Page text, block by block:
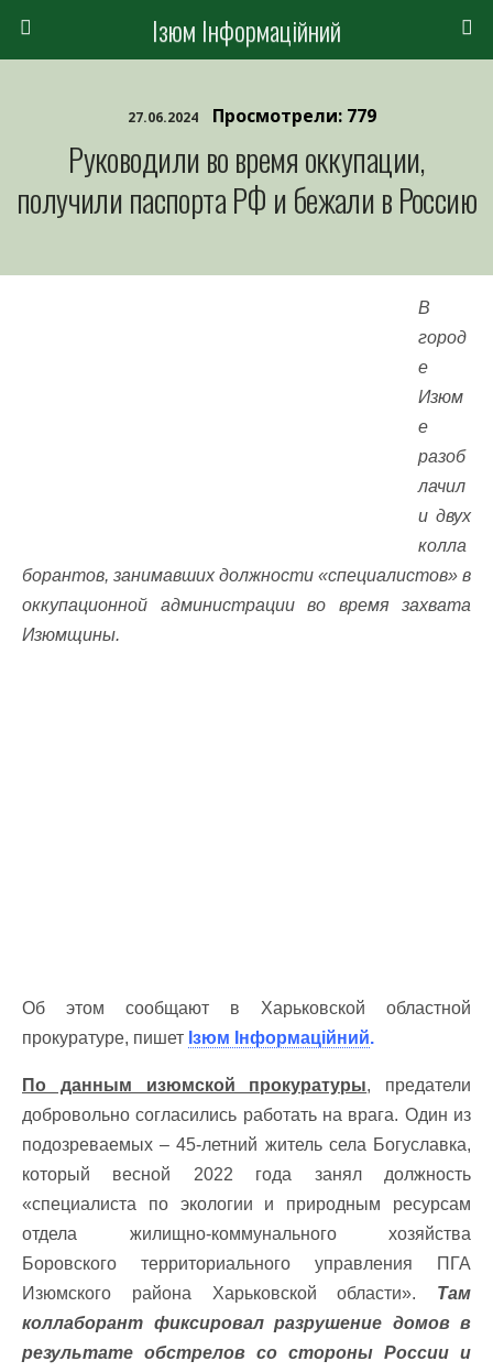
Ізюм Інформаційний
27.06.2024 Просмотрели: 779
Руководили во время оккупации,
получили паспорта РФ и бежали в Россию
В
город
е
Изюм
е
разоб
лачил
и двух
колла
борантов, занимавших должности «специалистов» в
оккупационной администрации во время захвата
Изюмщины.
Об этом сообщают в Харьковской областной
прокуратуре, пишет Ізюм Інформаційний.
По данным изюмской прокуратуры, предатели
добровольно согласились работать на врага. Один из
подозреваемых – 45-летний житель села Богуславка,
который весной 2022 года занял должность
«специалиста по экологии и природным ресурсам
отдела жилищно-коммунального хозяйства
Боровского территориального управления ПГА
Изюмского района Харьковской области». Там
коллаборант фиксировал разрушение домов в
результате обстрелов со стороны России и